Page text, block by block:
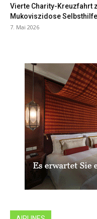
Vierte Charity-Kreuzfahrt
Mukoviszidose Selbsthilfe
7. Mai 2026